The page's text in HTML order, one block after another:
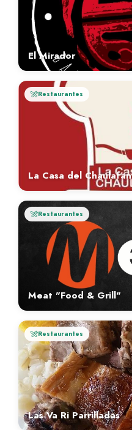
El Mirador
Restaurantes
La Casa del Chaulafan
Restaurantes
Meat "Food & Grill"
Restaurantes
Las Va Ri Parrilladas